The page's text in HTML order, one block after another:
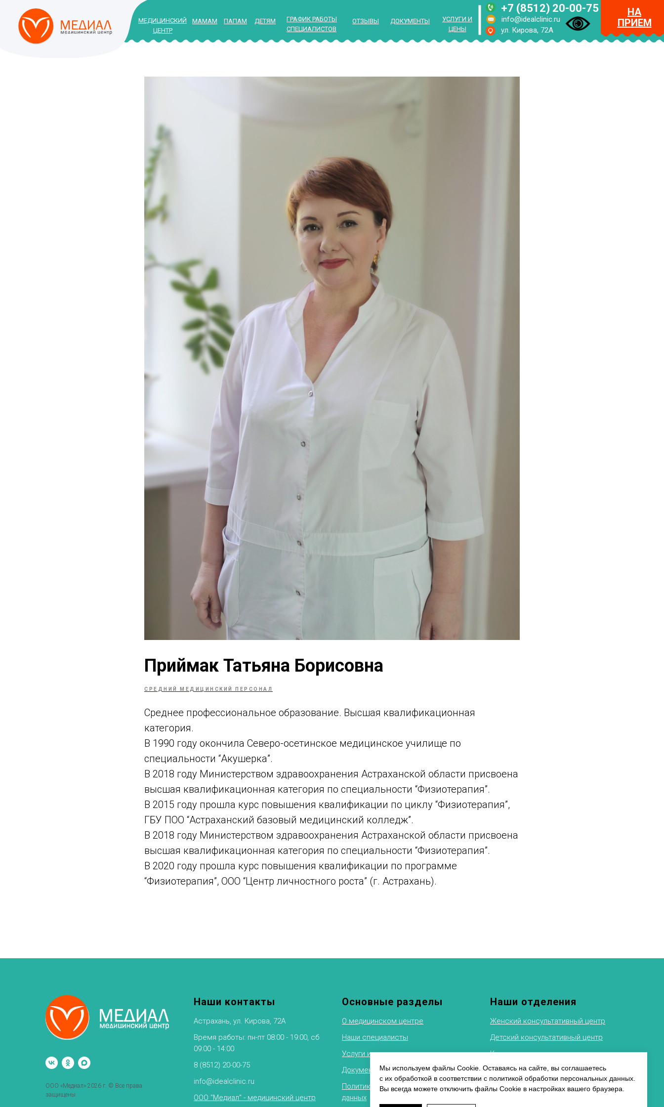
МЕДИЦИНСКИЙ
ЦЕНТР
МАМАМ ПАПАМ ДЕТЯМ
ГРАФИК РАБОТЫ
СПЕЦИАЛИСТОВ
НА
ПРИЕМ
+7 (8512) 20-00-75
info@idealclinic.ru
ул. Кирова, 72А
RUS
ОТЗЫВЫ ДОКУМЕНТЫ
УСЛУГИ И
ЦЕНЫ
Мы используем файлы Cookie. Оставаясь на сайте, вы соглашаетесь
с их обработкой в соответствии с политикой обработки персональных данных.
Вы всегда можете отключить файлы Cookie в настройках вашего браузера.
Приймак Татьяна Борисовна
СРЕДНИЙ МЕДИЦИНСКИЙ ПЕРСОНАЛ
Среднее профессиональное образование. Высшая квалификационная
категория.
В 1990 году окончила Северо-осетинское медицинское училище по
специальности “Акушерка”.
В 2018 году Министерством здравоохранения Астраханской области присвоена
высшая квалификационная категория по специальности “Физиотерапия”.
В 2015 году прошла курс повышения квалификации по циклу “Физиотерапия”,
ГБУ ПОО “Астраханский базовый медицинский колледж”.
В 2018 году Министерством здравоохранения Астраханской области присвоена
высшая квалификационная категория по специальности “Физиотерапия”.
В 2020 году прошла курс повышения квалификации по программе
“Физиотерапия”, ООО “Центр личностного роста” (г. Астрахань).
ООО «Медиал» 2026 г. © Все права
защищены.
Наши контакты
Астрахань, ул. Кирова, 72А
Время работы: пн-пт 08:00 - 19:00, сб
09:00 - 14:00
8 (8512) 20-00-75
info@idealclinic.ru
ООО "Медиал" - медицинский центр
Основные разделы
О медицинском центре
Наши специалисты
Услуги и цены
Документы
Политика обработки персональных
данных
Наши отделения
Женский консультативный центр
Детский консультативный центр
Клиника восстановительного
лечения ФТИ
Рентгеновское отделение